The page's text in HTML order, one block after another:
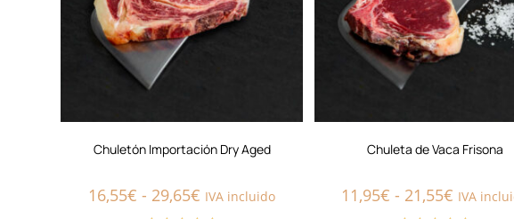
Chuletón Importación Dry Aged
16,55€ - 29,65€ IVA incluido
Chuleta de Vaca Frisona
11,95€ - 21,55€ IVA